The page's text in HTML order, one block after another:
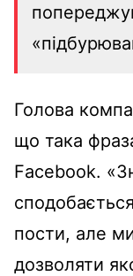
Голова
що така
Facebook.
пости, але
дозволяти